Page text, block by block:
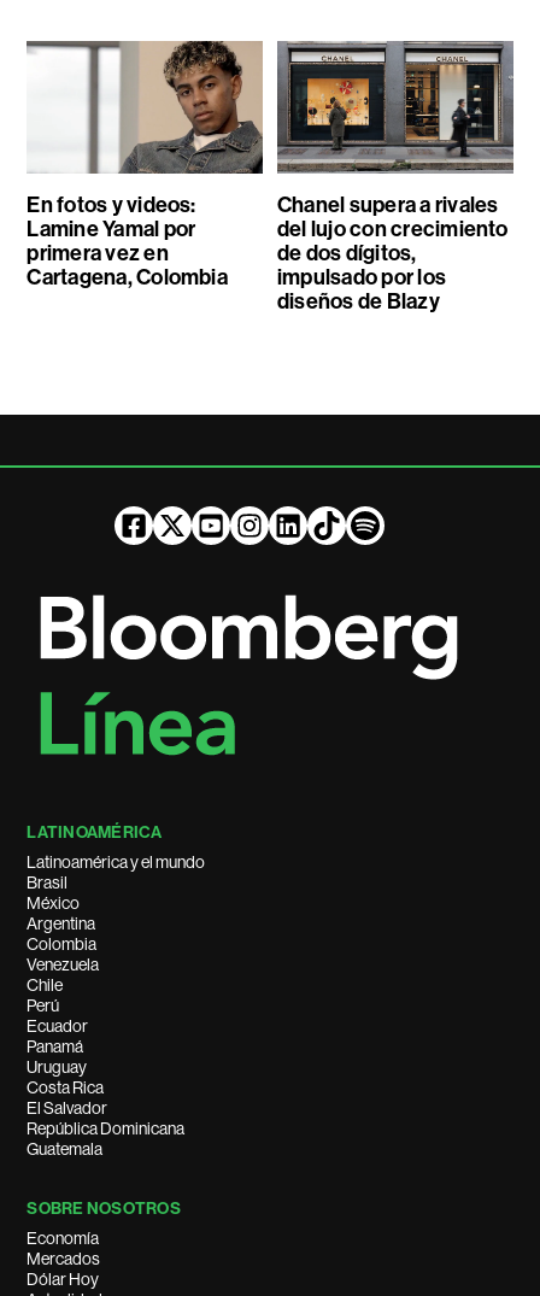
En fotos y videos:
Lamine Yamal por
primera vez en
Cartagena, Colombia
Chanel supera a rivales
del lujo con crecimiento
de dos dígitos,
impulsado por los
diseños de Blazy
LATINOAMÉRICA
Latinoamérica y el mundo
Brasil
México
Argentina
Colombia
Venezuela
Chile
Perú
Ecuador
Panamá
Uruguay
Costa Rica
El Salvador
República Dominicana
Guatemala
SOBRE NOSOTROS
Economía
Mercados
Dólar Hoy